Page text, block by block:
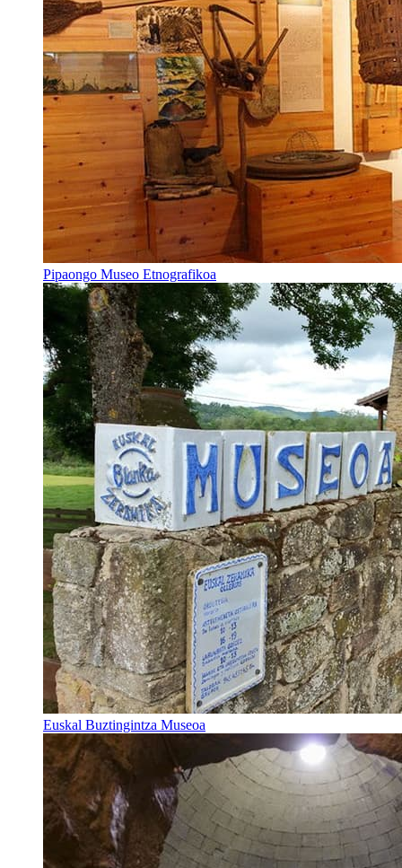
Pipaongo Museo Etnografikoa
Euskal Buztingintza Museoa